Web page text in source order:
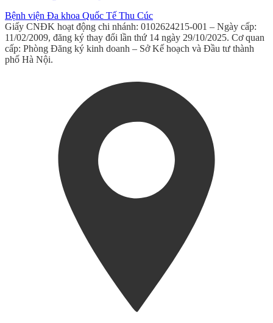
Bệnh viện Đa khoa Quốc Tế Thu Cúc
Giấy CNĐK hoạt động chi nhánh: 0102624215-001 – Ngày cấp:
11/02/2009, đăng ký thay đổi lần thứ 14 ngày 29/10/2025. Cơ quan
cấp: Phòng Đăng ký kinh doanh – Sở Kế hoạch và Đầu tư thành
phố Hà Nội.